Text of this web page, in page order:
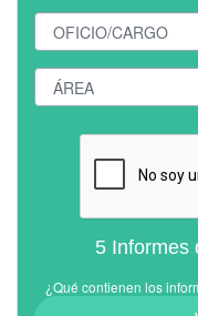
5 Informes
¿Qué contienen los